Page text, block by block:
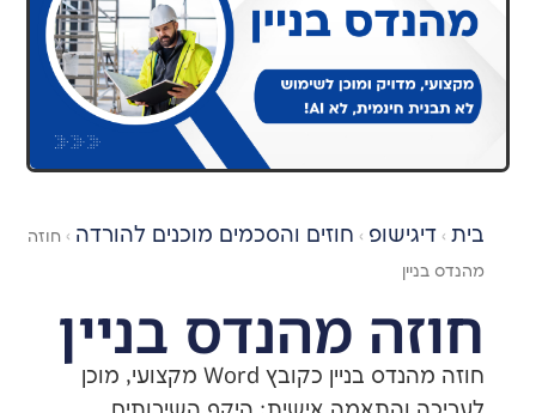
› חוזים והסכמים מוכנים להורדה › חוזה
מהנדס בניין
חוזה מהנדס בניין כקובץ Word מקצועי, מוכן